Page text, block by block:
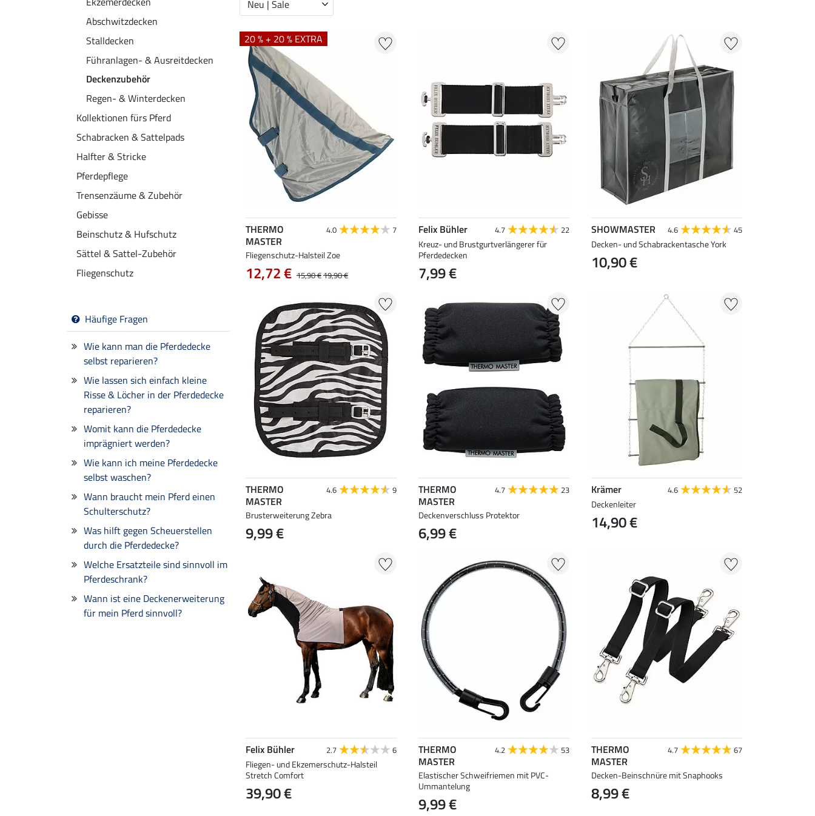
Abschwitzdecken
Stalldecken
Führanlagen- & Ausreitdecken
Deckenzubehör
Regen- & Winterdecken
Kollektionen fürs Pferd
Schabracken & Sattelpads
Halfter & Stricke
Pferdepflege
Trensenzäume & Zubehör
Gebisse
Beinschutz & Hufschutz
Sättel & Sattel-Zubehör
Fliegenschutz
Häufige Fragen
Wie kann man die Pferdedecke
selbst reparieren?
Wie lassen sich einfach kleine
Risse & Löcher in der Pferdedecke
reparieren?
Womit kann die Pferdedecke
imprägniert werden?
Wie kann ich meine Pferdedecke
selbst waschen?
Wann braucht mein Pferd einen
Schulterschutz?
Was hilft gegen Scheuerstellen
durch die Pferdedecke?
Welche Ersatzteile sind sinnvoll im
Pferdeschrank?
Wann ist eine Deckenerweiterung
für mein Pferd sinnvoll?
Neu | Sale
20 % + 20 % EXTRA
THERMO
MASTER
4.0 7
Fliegenschutz-Halsteil Zoe
12,72 € 15,90 €19,90 €
Felix Bühler 4.7 22
Kreuz- und Brustgurtverlängerer für
Pferdedecken
7,99 €
SHOWMASTER 4.6 45
Decken- und Schabrackentasche York
10,90 €
THERMO
MASTER
4.6 9
Brusterweiterung Zebra
9,99 €
THERMO
MASTER
4.7 23
Deckenverschluss Protektor
6,99 €
Krämer 4.6 52
Deckenleiter
14,90 €
Felix Bühler 2.7 6
Fliegen- und Ekzemerschutz-Halsteil
Stretch Comfort
39,90 €
THERMO
MASTER
4.2 53
Elastischer Schweifriemen mit PVC-
Ummantelung
9,99 €
THERMO
MASTER
4.7 67
Decken-Beinschnüre mit Snaphooks
8,99 €